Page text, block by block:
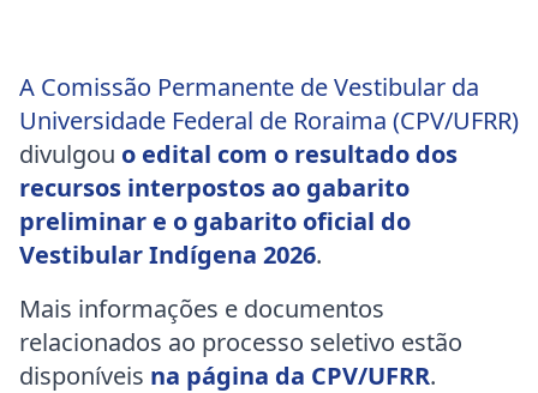
A Comissão Permanente de Vestibular da
Universidade Federal de Roraima (CPV/UFRR)
divulgou o edital com o resultado dos
recursos interpostos ao gabarito
preliminar e o gabarito oficial do
Vestibular Indígena 2026.
Mais informações e documentos
relacionados ao processo seletivo estão
disponíveis na página da CPV/UFRR.